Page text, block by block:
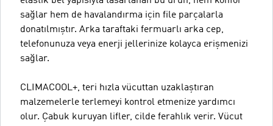
sağlar hem de havalandırma için file parçalarla
donatılmıştır. Arka taraftaki fermuarlı arka cep,
telefonunuza veya enerji jellerinize kolayca erişmenizi
sağlar.
CLIMACOOL+, teri hızla vücuttan uzaklaştıran
malzemelerle terlemeyi kontrol etmenize yardımcı
olur. Çabuk kuruyan lifler, cilde ferahlık verir. Vücut